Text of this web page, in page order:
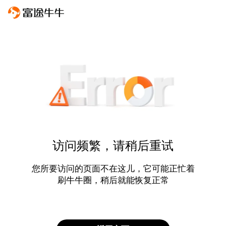
访问频繁，请稍后重试
您所要访问的页面不在这儿，它可能正忙着
刷牛牛圈，稍后就能恢复正常